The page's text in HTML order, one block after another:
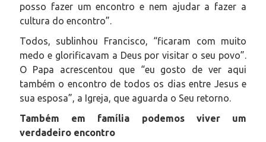
posso fazer um encontro e nem ajudar a fazer a
cultura do encontro”.
Todos, sublinhou Francisco, “ficaram com muito
medo e glorificavam a Deus por visitar o seu povo”.
O Papa acrescentou que “eu gosto de ver aqui
também o encontro de todos os dias entre Jesus e
sua esposa”, a Igreja, que aguarda o Seu retorno.
Também em família podemos viver um
verdadeiro encontro